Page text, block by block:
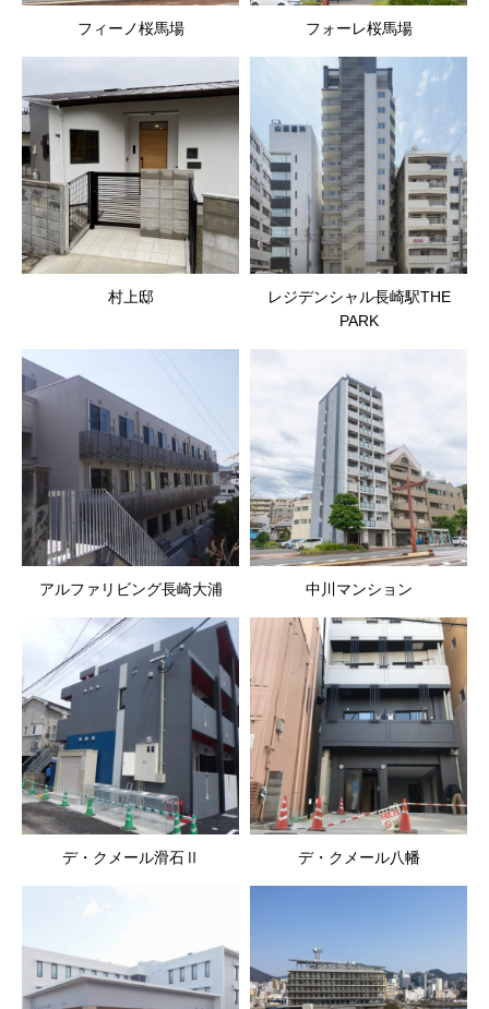
フィーノ桜馬場 フォーレ桜馬場
村上邸
レジデンシャル長崎駅THE
PARK
アルファリビング長崎大浦 中川マンション
デ・クメール滑石Ⅱ デ・クメール八幡